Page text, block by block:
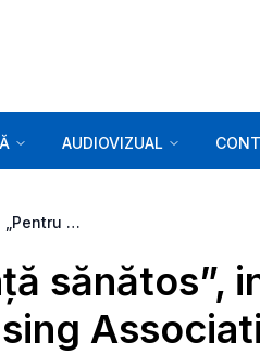
AUDIOVIZUAL
Campania „Pentru un stil de viață sănătos”, inițiată de CNA și International Advertising Association (IAA)
sănătos”,